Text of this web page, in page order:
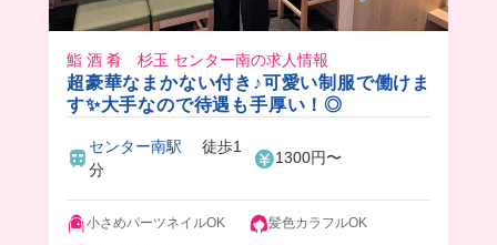
鮨 酒 肴 杉玉 センター南の求人情報
超豪華なまかない付き♪可愛い制服で働けま
す✨大手なので待遇も手厚い！◎
センター南駅 徒歩1
分
1300円〜
小さめパーツネイルOK
髪色カラフルOK